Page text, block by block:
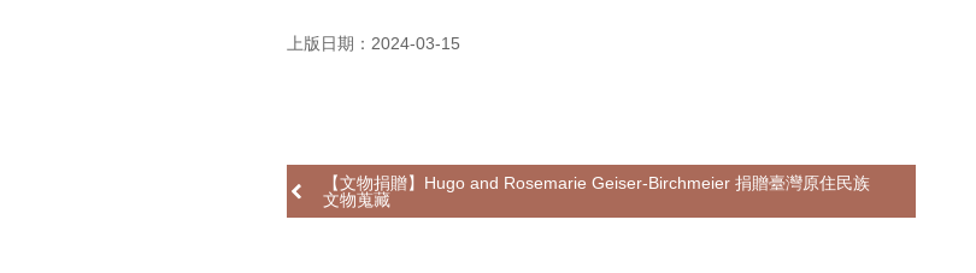
上版日期：2024-03-15
【文物捐贈】Hugo and Rosemarie Geiser-Birchmeier 捐贈臺灣原住民族
文物蒐藏